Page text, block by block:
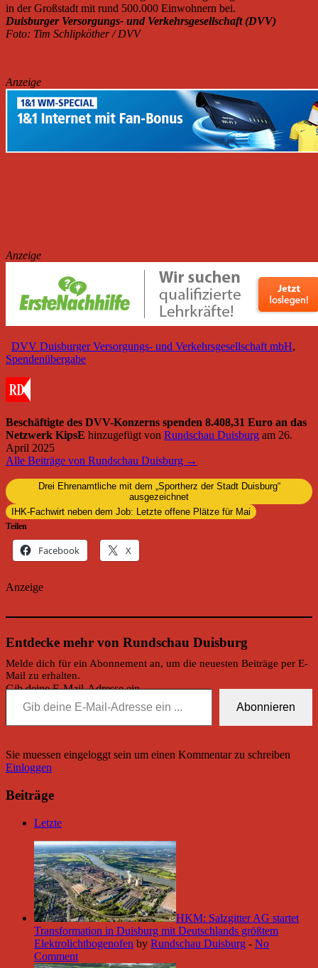
in der Großstadt mit rund 500.000 Einwohnern bei.
Duisburger Versorgungs- und Verkehrsgesellschaft (DVV)
Foto: Tim Schlipköther / DVV
Anzeige
Anzeige
DVV Duisburger Versorgungs- und Verkehrsgesellschaft mbH,
Spendenübergabe
Beschäftigte des DVV-Konzerns spenden 8.408,31 Euro an das
Netzwerk KipsE hinzugefügt von Rundschau Duisburg am 26.
April 2025
Alle Beiträge von Rundschau Duisburg →
Drei Ehrenamtliche mit dem „Sportherz der Stadt Duisburg“
ausgezeichnet
IHK-Fachwirt neben dem Job: Letzte offene Plätze für Mai
Teilen
Facebook X
Anzeige
Entdecke mehr von Rundschau Duisburg
Melde dich für ein Abonnement an, um die neuesten Beiträge per E-
Mail zu erhalten.
Gib deine E-Mail-Adresse ein ...
Abonnieren
Sie muessen eingeloggt sein um einen Kommentar zu schreiben
Einloggen
Beiträge
Letzte
HKM: Salzgitter AG startet
Transformation in Duisburg mit Deutschlands größtem
Elektrolichtbogenofen by Rundschau Duisburg - No
Comment